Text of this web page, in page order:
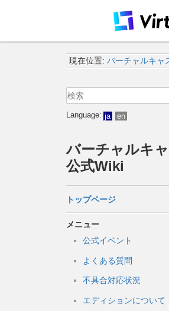
現在位置: バーチャルキャ
Language: ja en
バーチャルキ
公式Wiki
トップページ
メニュー
公式イベント
よくある質問
不具合対応状況
エディションについて